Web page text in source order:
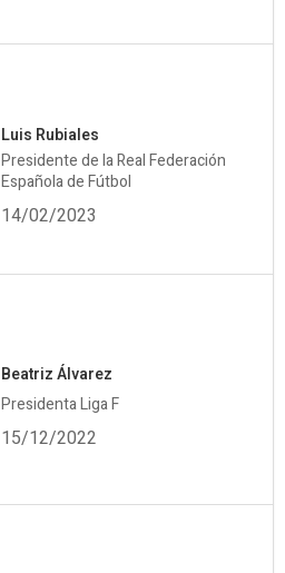
Luis Rubiales
Presidente de la Real Federación
Española de Fútbol
14/02/2023
Beatriz Álvarez
Presidenta Liga F
15/12/2022